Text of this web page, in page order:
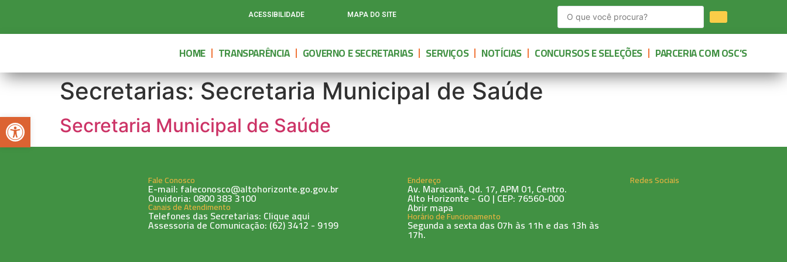
ACESSIBILIDADE MAPA DO SITE
HOME TRANSPARÊNCIA GOVERNO E SECRETARIAS SERVIÇOS NOTÍCIAS CONCURSOS E SELEÇÕES PARCERIA COM OSC’S
Secretarias:Secretaria Municipal de Saúde
Secretaria Municipal de Saúde
Fale Conosco
E-mail: faleconosco@altohorizonte.go.gov.br
Ouvidoria: 0800 383 3100
Canais de Atendimento
Telefones das Secretarias: Clique aqui
Assessoria de Comunicação: (62) 3412 - 9199
Endereço
Av. Maracanã, Qd. 17, APM 01, Centro.
Alto Horizonte - GO | CEP: 76560-000
Abrir mapa
Horário de Funcionamento
Segunda a sexta das 07h às 11h e das 13h às
17h.
Redes Sociais
Abrir a barra de ferramentas